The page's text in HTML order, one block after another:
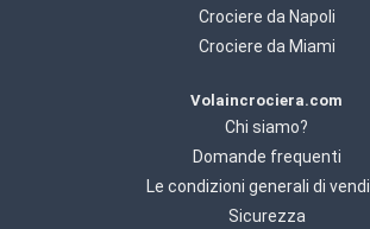
Crociere da Napoli
Crociere da Miami
Volaincrociera.com
Chi siamo?
Domande frequenti
Le condizioni generali di
Sicurezza